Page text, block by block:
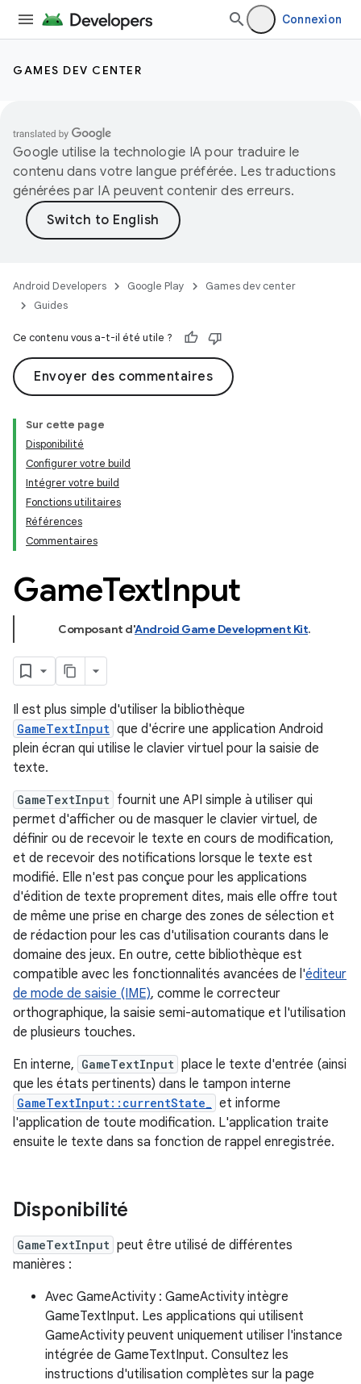
Connexion
GAMES DEV CENTER
Google utilise la technologie IA pour traduire le
contenu dans votre langue préférée. Les traductions
générées par IA peuvent contenir des erreurs.
Android Developers Google Play
Games dev center
Guides
Ce contenu vous a-t-il été utile ?
Envoyer des commentaires
Sur cette page
Disponibilité
Configurer votre build
Intégrer votre build
Fonctions utilitaires
Références
Commentaires
GameTextInput
Composant d'Android Game Development Kit.
Il est plus simple d'utiliser la bibliothèque
GameTextInput que d'écrire une application Android
plein écran qui utilise le clavier virtuel pour la saisie de
texte.
GameTextInput fournit une API simple à utiliser qui
permet d'afficher ou de masquer le clavier virtuel, de
définir ou de recevoir le texte en cours de modification,
et de recevoir des notifications lorsque le texte est
modifié. Elle n'est pas conçue pour les applications
d'édition de texte proprement dites, mais elle offre tout
de même une prise en charge des zones de sélection et
de rédaction pour les cas d'utilisation courants dans le
domaine des jeux. En outre, cette bibliothèque est
compatible avec les fonctionnalités avancées de l'éditeur
de mode de saisie (IME), comme le correcteur
orthographique, la saisie semi-automatique et l'utilisation
de plusieurs touches.
En interne, GameTextInput place le texte d'entrée (ainsi
que les états pertinents) dans le tampon interne
GameTextInput::currentState_ et informe
l'application de toute modification. L'application traite
ensuite le texte dans sa fonction de rappel enregistrée.
Disponibilité
GameTextInput peut être utilisé de différentes
manières :
Avec GameActivity : GameActivity intègre
GameTextInput. Les applications qui utilisent
GameActivity peuvent uniquement utiliser l'instance
intégrée de GameTextInput. Consultez les
instructions d'utilisation complètes sur la page